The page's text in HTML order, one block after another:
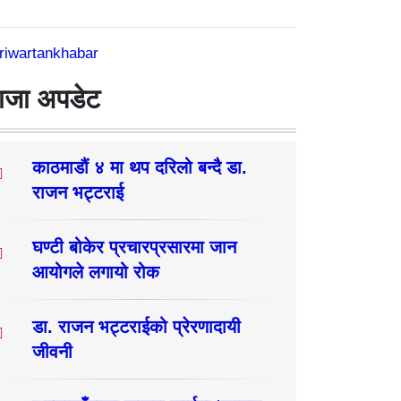
अपडेट
काठमाडौं ४ मा थप दरिलो बन्दै डा.
राजन भट्टराई
घण्टी बोकेर प्रचारप्रसारमा जान
आयोगले लगायो रोक
डा. राजन भट्टराईको प्रेरणादायी
जीवनी